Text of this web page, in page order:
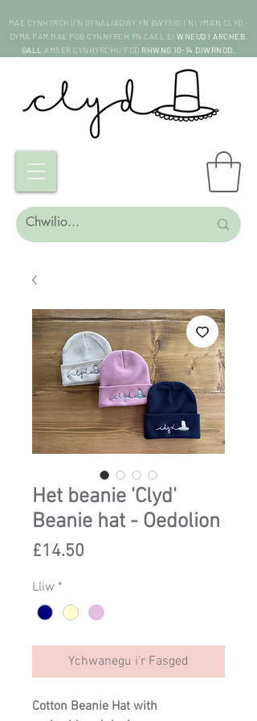
MAE CYNHYRCHU'N GYNALIADWY YN BWYSIG I NI YMA'N CLYD -
DYMA PAM MAE POB CYNNYRCH YN CAEL EI WNEUD I ARCHEB.
GALL AMSER CYNHYRCHU FOD RHWNG 10-14 DIWRNOD.
Het beanie 'Clyd'
Beanie hat - Oedolion
£14.50
Lliw *
Ychwanegu i'r Fasged
Cotton Beanie Hat with